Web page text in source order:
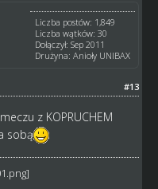
Liczba postów: 1,849
Liczba wątków: 30
Dołączył: Sep 2011
Drużyna: Anioły UNIBAX
#13
z KOPRUCHEM
sobą